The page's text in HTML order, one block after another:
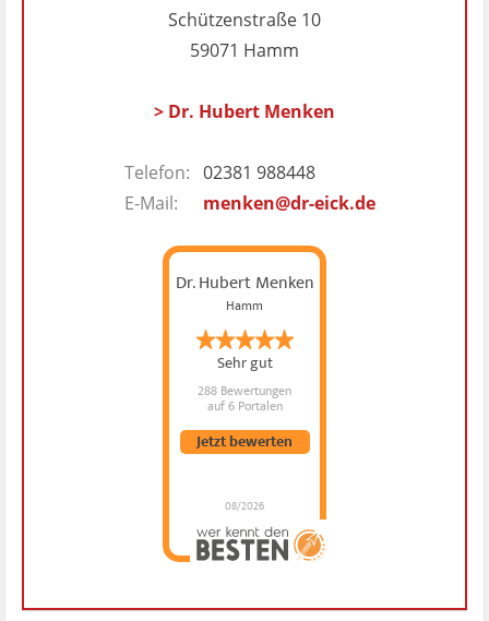
Schützenstraße 10
59071 Hamm
> Dr. Hubert Menken
Telefon: 02381 988448
E-Mail:
menken@dr-eick.de
Dr. Hubert Menken
Hamm
Sehr gut
288 Bewertungen
auf 6 Portalen
08/2026
Jetzt bewerten
Dr. Hubert Menken
hat4.88 von5
MenkenBewertungen